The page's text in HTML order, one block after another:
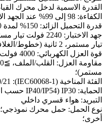
القدرة الاسمية لدخل محرك القيادة: 3.7 كيلوواط إلى 630
الكفاءة: 98 إلى 99% عند الجهد الاسمي للخط والطاقة
قدرة التحميل الزائد: 150% لمدة 60 ثانية، 120% لمدة 60 دقيقة
تيار مستمر، 2 ثانية (خطوط/الغلاف)
قوة العزل الكهربائي: 4000 فولت تيار متردد / 5 مللي أمبير / 60 ثانية
مستمر)؛
الفئة المناخية (IEC60068-1): 25/100/21
الحماية: IP30 (IP40/IP54 حسب الطلب)، داخلي: IP20
التبريد: هواء قسري داخلي
نوع الحمل: حمل محرك
أخرى؛